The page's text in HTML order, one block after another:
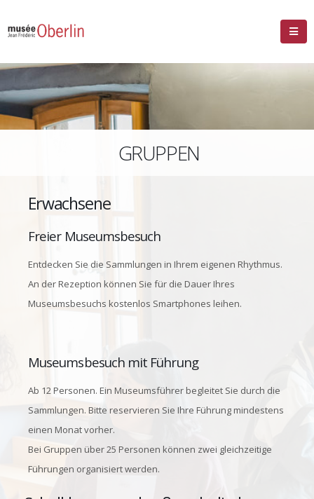
GRUPPEN
Erwachsene
Freier Museumsbesuch
Entdecken Sie die Sammlungen in Ihrem eigenen Rhythmus.
An der Rezeption können Sie für die Dauer Ihres
Museumsbesuchs kostenlos Smartphones leihen.
Museumsbesuch mit Führung
Ab 12 Personen. Ein Museumsführer begleitet Sie durch die
Sammlungen. Bitte reservieren Sie Ihre Führung mindestens
einen Monat vorher.
Bei Gruppen über 25 Personen können zwei gleichzeitige
Führungen organisiert werden.